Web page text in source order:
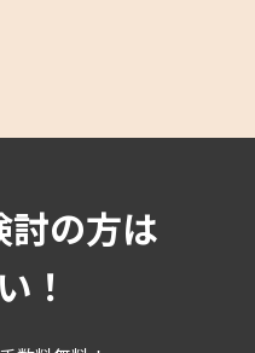
討の方は
！